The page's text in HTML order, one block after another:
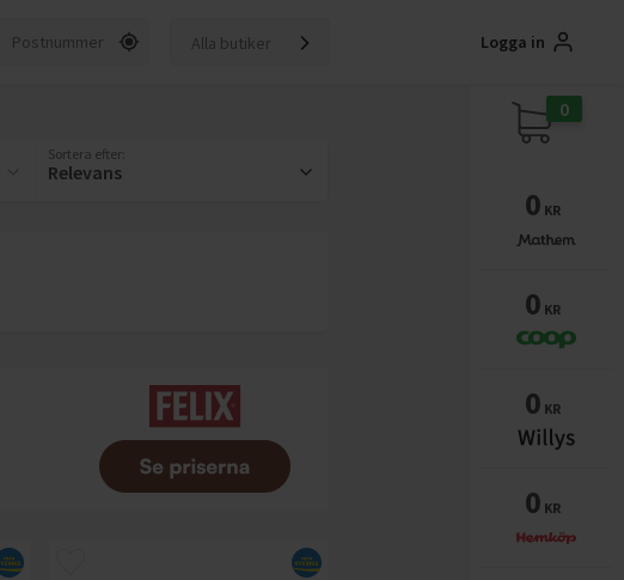
Alla butiker Logga in
Sortera efter:
Relevans
0
0 KR
0 KR
0 KR
0 KR